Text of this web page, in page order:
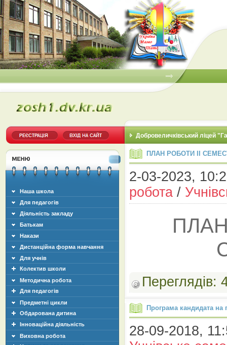
Добровеличківський ліцей
Наша школа
Для педагогів
Діяльність закладу
Батькам
Накази
Дистанційна форма навчання
Для учнів
Колектив школи
Методична робота
Для педагогів
Предметні цикли
Обдарована дитина
Інноваційна діяльність
Виховна робота
ПЛАН РОБОТИ ІІ
2-03-2023,
робота /
Програма кандидата на
28-09-2018,